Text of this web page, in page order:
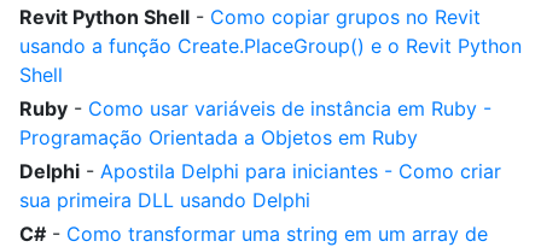
Revit Python Shell - Como copiar grupos no Revit
usando a função Create.PlaceGroup() e o Revit Python
Shell
Ruby - Como usar variáveis de instância em Ruby -
Programação Orientada a Objetos em Ruby
Delphi - Apostila Delphi para iniciantes - Como criar
sua primeira DLL usando Delphi
C# - Como transformar uma string em um array de